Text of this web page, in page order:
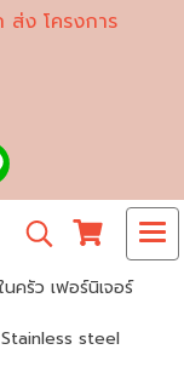
ส่ง โครงการ
นครัว เฟอร์นิเจอร์
steel